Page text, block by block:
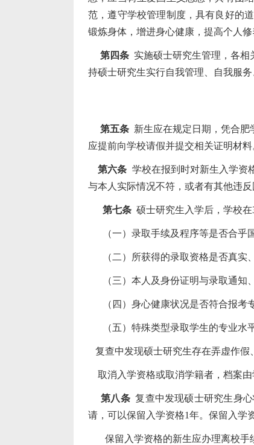
范，遵守学校管理制度，具有良好的
锻炼身体，增进身心健康，提高个人修
第四条 实施硕士研究生管理，各
持硕士研究生实行自我管理、自我服务
第五条 新生应在规定日期，凭合肥
应提前向学校请假并提交相关证明材
第六条 学校在报到时对新生入学资
与本人实际情况不符，或者有其他违
第七条 硕士研究生入学后，学校在
（一）录取手续及程序等是否合乎
（二）所获得的录取资格是否真实
（三）本人及身份证明与录取通知
（四）身心健康状况是否符合报考
（五）特殊类型录取学生的专业水
复查中发现硕士研究生存在弄虚作假
取消入学资格或取消学籍者，档案由
第八条复查中发现硕士研究生身心
请，可以保留入学资格1年。保留入学
保留入学资格的新生应办理离校手